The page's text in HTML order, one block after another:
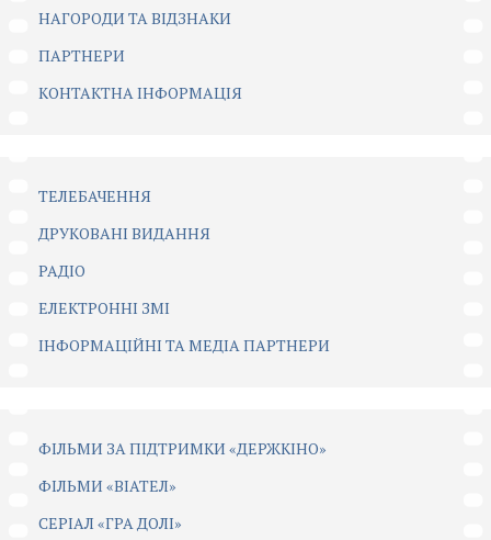
НАГОРОДИ ТА ВІДЗНАКИ
ПАРТНЕРИ
КОНТАКТНА ІНФОРМАЦІЯ
ТЕЛЕБАЧЕННЯ
ДРУКОВАНІ ВИДАННЯ
РАДІО
ЕЛЕКТРОННІ ЗМІ
ІНФОРМАЦІЙНІ ТА МЕДІА ПАРТНЕРИ
ФІЛЬМИ ЗА ПІДТРИМКИ «ДЕРЖКІНО»
ФІЛЬМИ «ВІАТЕЛ»
СЕРІАЛ «ГРА ДОЛІ»